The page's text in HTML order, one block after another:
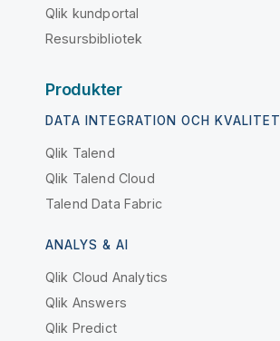
Qlik kundportal
Resursbibliotek
Produkter
DATA INTEGRATION OCH KVALITET
Qlik Talend
Qlik Talend Cloud
Talend Data Fabric
ANALYS & AI
Qlik Cloud Analytics
Qlik Answers
Qlik Predict